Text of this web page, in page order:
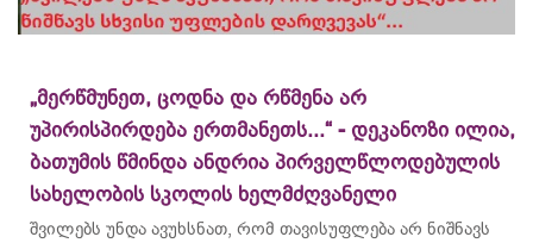
„მერწმუნეთ, ცოდნა და რწმენა არ
უპირისპირდება ერთმანეთს...“ - დეკანოზი ილია,
ბათუმის წმინდა ანდრია პირველწლოდებულის
სახელობის სკოლის ხელმძღვანელი
შვილებს უნდა ავუხსნათ, რომ თავისუფლება არ ნიშნავს